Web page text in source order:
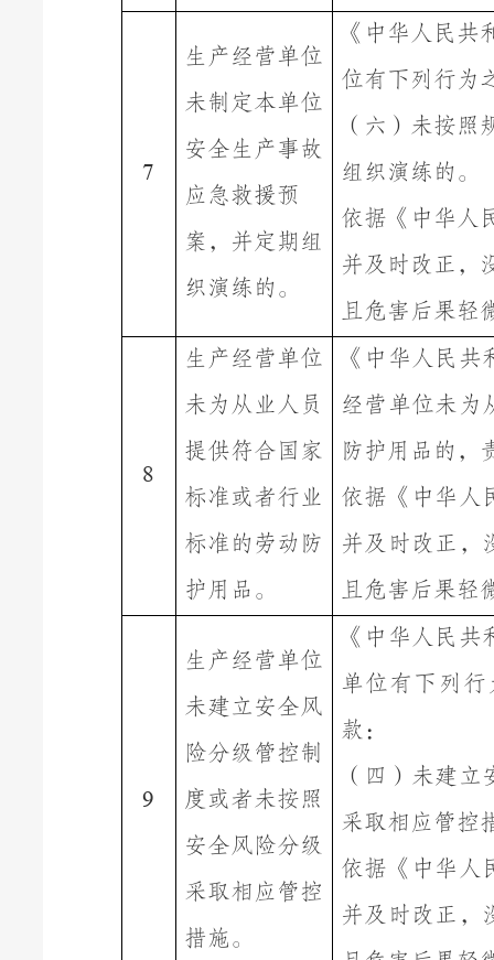
7
生产经营单位
未制定本单位
安全生产事故
应急救援预
案，并定期组
织演练的。
《中华人民
位有下列行为
（六） 未按照
组织演练的。
依据《中华人
并及时改正，
且危害后果轻
8
生产经营单位
未为从业人员
提供符合国家
标准或者行业
标准的劳动防
护用品。
《中华人民
经营单位未为
防护用品的，
依据《中华人
并及时改正，
且危害后果轻
9
生产经营单位
未建立安全风
险分级管控制
度或者未按照
安全风险分级
采取相应管控
措施。
《 中华人民共
单位有下列
款 ：
（四）未建
采取相应管控
依据《中华人
并及时改正，